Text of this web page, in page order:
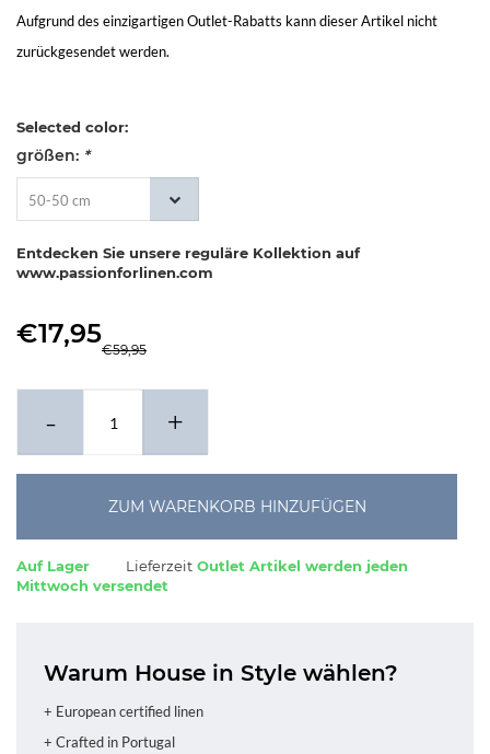
Aufgrund des einzigartigen Outlet-Rabatts kann dieser Artikel nicht
zurückgesendet werden.
Selected color:
größen: *
50-50 cm
Entdecken Sie unsere reguläre Kollektion auf
www.passionforlinen.com
€17,95
€59,95
- +
ZUM WARENKORB HINZUFÜGEN
Auf Lager Lieferzeit Outlet Artikel werden jeden
Mittwoch versendet
Warum House in Style wählen?
+ European certified linen
+ Crafted in Portugal